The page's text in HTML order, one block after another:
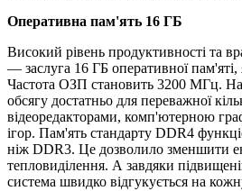
Оперативна пам'ять 16 ГБ
Високий рівень продуктивності та
— заслуга 16 ГБ оперативної
Частота ОЗП становить 3200 МГц.
обсягу достатньо для переважної
відеоредакторами, комп'ютерною
ігор. Пам'ять стандарту DDR4
ніж DDR3. Це дозволило зменшити
тепловиділення. А завдяки
система швидко відгукується на